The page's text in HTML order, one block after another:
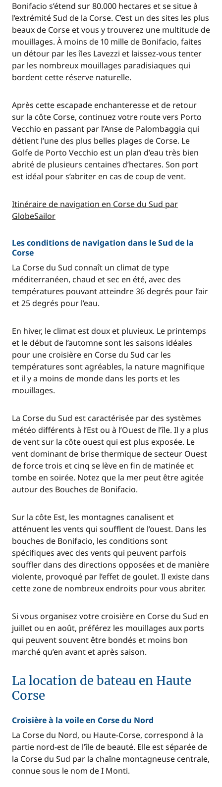
Bonifacio s’étend sur 80.000 hectares et se situe à
l’extrémité Sud de la Corse. C’est un des sites les plus
beaux de Corse et vous y trouverez une multitude de
mouillages. À moins de 10 mille de Bonifacio, faites
un détour par les îles Lavezzi et laissez-vous tenter
par les nombreux mouillages paradisiaques qui
bordent cette réserve naturelle.
Après cette escapade enchanteresse et de retour
sur la côte Corse, continuez votre route vers Porto
Vecchio en passant par l’Anse de Palombaggia qui
détient l’une des plus belles plages de Corse. Le
Golfe de Porto Vecchio est un plan d’eau très bien
abrité de plusieurs centaines d’hectares. Son port
est idéal pour s’abriter en cas de coup de vent.
Itinéraire de navigation en Corse du Sud par
GlobeSailor
Les conditions de navigation dans le Sud de la
Corse
La Corse du Sud connaît un climat de type
méditerranéen, chaud et sec en été, avec des
températures pouvant atteindre 36 degrés pour l’air
et 25 degrés pour l’eau.
En hiver, le climat est doux et pluvieux. Le printemps
et le début de l’automne sont les saisons idéales
pour une croisière en Corse du Sud car les
températures sont agréables, la nature magnifique
et il y a moins de monde dans les ports et les
mouillages.
La Corse du Sud est caractérisée par des systèmes
météo différents à l’Est ou à l’Ouest de l’île. Il y a plus
de vent sur la côte ouest qui est plus exposée. Le
vent dominant de brise thermique de secteur Ouest
de force trois et cinq se lève en fin de matinée et
tombe en soirée. Notez que la mer peut être agitée
autour des Bouches de Bonifacio.
Sur la côte Est, les montagnes canalisent et
atténuent les vents qui soufflent de l’ouest. Dans les
bouches de Bonifacio, les conditions sont
spécifiques avec des vents qui peuvent parfois
souffler dans des directions opposées et de manière
violente, provoqué par l’effet de goulet. Il existe dans
cette zone de nombreux endroits pour vous abriter.
Si vous organisez votre croisière en Corse du Sud en
juillet ou en août, préférez les mouillages aux ports
qui peuvent souvent être bondés et moins bon
marché qu’en avant et après saison.
La location de bateau en Haute
Corse
Croisière à la voile en Corse du Nord
La Corse du Nord, ou Haute-Corse, correspond à la
partie nord-est de l’île de beauté. Elle est séparée de
la Corse du Sud par la chaîne montagneuse centrale,
connue sous le nom de I Monti.